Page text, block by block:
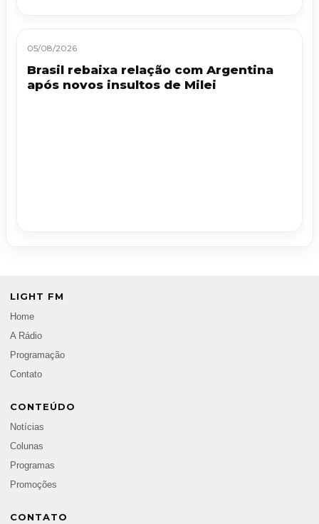
05/08/2026
Brasil rebaixa relação com Argentina
após novos insultos de Milei
LIGHT FM
Home
A Rádio
Programação
Contato
CONTEÚDO
Notícias
Colunas
Programas
Promoções
CONTATO